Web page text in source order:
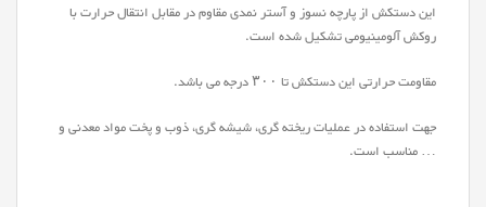
این دستکش از پارچه نسوز و آستر نمدی مقاوم در مقابل انتقال حرارت با
روکش آلومینیومی تشکیل شده است.
مقاومت حرارتی این دستکش تا ۳۰۰ درجه می باشد.
جهت استفاده در عملیات ریخته گری، شیشه گری، ذوب و پخت مواد معدنی و
… مناسب است.